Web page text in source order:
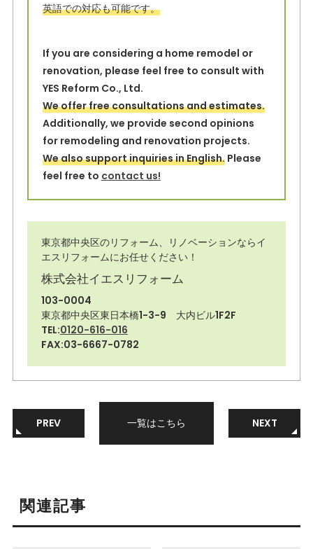
英語での対応も可能です。
If you are considering a home remodel or
renovation, please feel free to consult with
YES Reform Co., Ltd.
We offer free consultations and estimates.
Additionally, we provide second opinions
for remodeling and renovation projects.
We also support inquiries in English.Please
feel free to contact us!
東京都中央区のリフォーム、リノベーションならイ
エスリフォームにお任せください！
株式会社イエスリフォーム
103-0004
東京都中央区東日本橋1-3-9 大内ビル1F2F
TEL:0120-616-016
FAX:03-6667-0782
PREV 一覧はこちら NEXT
関連記事